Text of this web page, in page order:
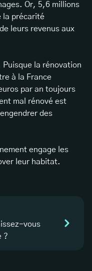
Or, 5,6 millions
la précarité
leurs revenus aux
Puisque la rénovation
à la France
par an toujours
mal rénové est
des
engage les
leur habitat.
vous
?